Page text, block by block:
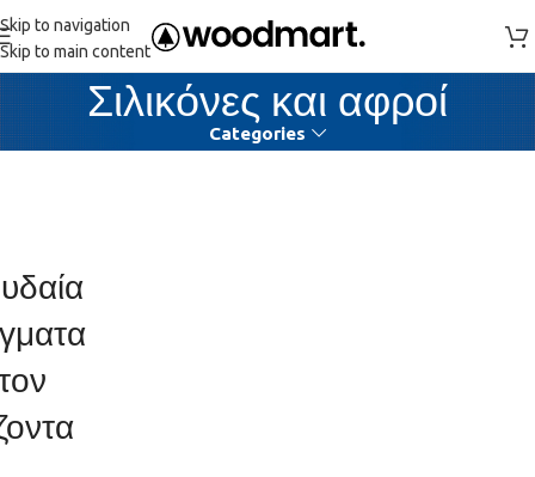
Skip to navigation
Skip to main content
Σιλικόνες και αφροί
Categories